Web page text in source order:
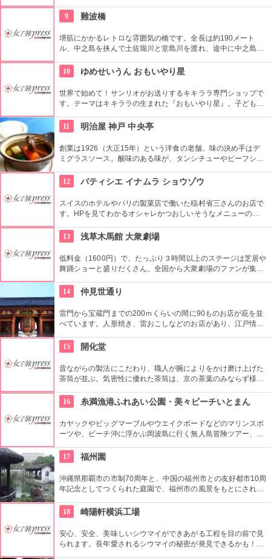
地の小物も各種扱っています。
9 難波橋
堺筋にかかるレトロな雰囲気の橋です。全長は約190メート
ル、中之島を挟んで土佐堀川と堂島川を渡れ、途中に中之島公
があることから「ライオン橋」と呼ばれることも。建設された
のは1915年、1975年の大改修を経てまだまだ現役で頑張って
います。
10 ゆめせいうん おもいやり星
世界で始めて！サンリオがお送りするキキララ専門ショップで
す。テーマはキキララの生まれた『おもいやり星』。子どもか
11
明治屋 神戸 中央亭
創業は1926（大正15年）という洋食の老舗。味の決め手はデ
ミグラスソース。酸味のある味が、タンシチューやビーフシチ
の間で何十年も愛されてきた味です。
12 パティシエ イナムラ ショウゾウ
スイスのホテルやパリの製菓店で働いた稲村省三さんのお店で
す。HPを見てわかるオシャレかつおしいそうなメニューの
を絶えません。
13 浅草木馬館 大衆劇場
低料金（1600円）で、たっぷり３時間以上のステージは芝居や
舞踊ショーと盛りだくさん。全国から大衆劇場のファンが集ま
りが飛ぶ。
14 仲見世通り
雷門から宝蔵門までの200ｍくらいの間に90ものお店が庇を並
べています。人形焼き、雷おこしなどのお店があり、江戸情緒
15
開化堂
昔ながらの製法にこだわり、職人が腕によりをかけ磨け上げた
茶筒が並ぶ。気密性に優れた茶筒は、京の茶葉のみならず様々
スの光る繊細な茶筒はオンライン通販でも購入可能。
16 糸満漁港ふれあい公園・美々ビーチいとまん
カヤックやビッグマーブルやウエイクボードなどのマリンスポ
ーツや、ビーチ沖に浮かぶ岡波島に行く無人島冒険ツアー、奥
日受付OKのバーベキューも楽しめます。
17 福州園
沖縄県那覇市の市制70周年と、中国の福州市との友好都市10周
年記念としてつくられた庭園で、福州市の風景をもとにされて
福州から取り寄せたもの。本格的な中国式庭園です。
18 崎陽軒横浜工場
安心、安全、美味しいシウマイができあがる工程を目の前で見
られます。長年愛されるシウマイの秘密が発見できるかも！希